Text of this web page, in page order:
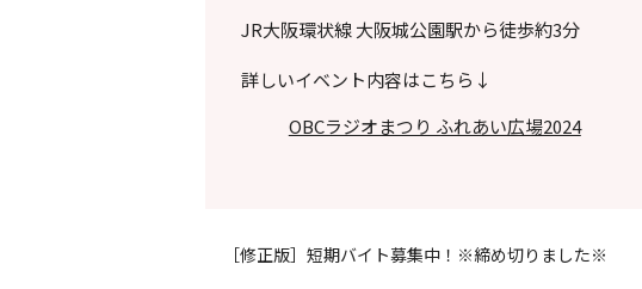
JR大阪環状線 大阪城公園駅から徒歩約3分
詳しいイベント内容はこちら↓
OBCラジオまつり ふれあい広場2024
［修正版］短期バイト募集中！※締め切りました※